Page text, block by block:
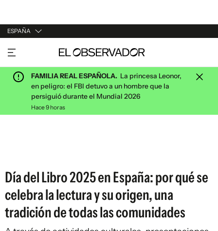
ESPAÑA
URUGUAY
ARGENTINA
ESPAÑA
ESTADOS UNIDOS
FAMILIA REAL ESPAÑOLA. La princesa Leonor,
en peligro: el FBI detuvo a un hombre que la
persiguió durante el Mundial 2026
Hace 9 horas
Día del Libro 2025 en España: por qué se
celebra la lectura y su origen, una
tradición de todas las comunidades